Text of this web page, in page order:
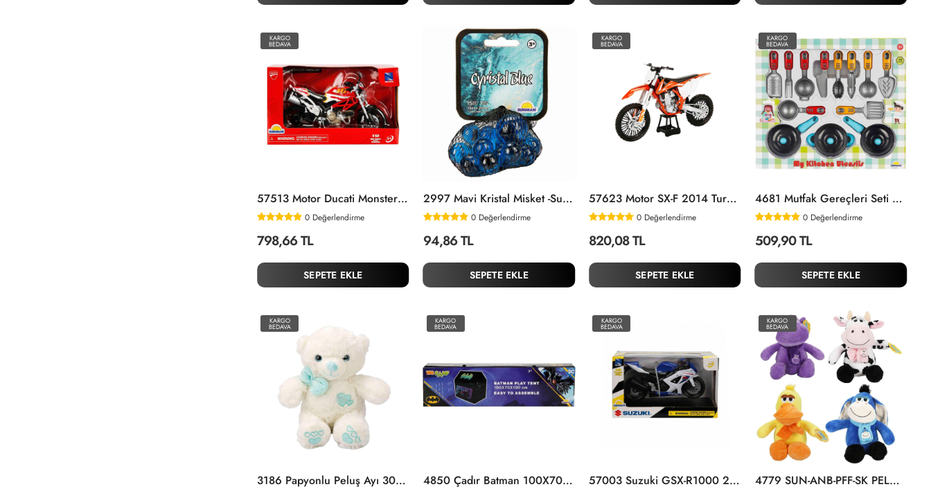
KARGO
BEDAVA
57513 Motor Ducati Monster -Sunman
0 Değerlendirme
798,66 TL
SEPETE EKLE
2997 Mavi Kristal Misket -Sunman
0 Değerlendirme
94,86 TL
SEPETE EKLE
KARGO
BEDAVA
57623 Motor SX-F 2014 Turuncu -Sunman
0 Değerlendirme
820,08 TL
SEPETE EKLE
KARGO
BEDAVA
4681 Mutfak Gereçleri Seti 16 Parça -Sunman
0 Değerlendirme
509,90 TL
SEPETE EKLE
KARGO
BEDAVA
3186 Papyonlu Peluş Ayı 30 Cm -Sunman
KARGO
BEDAVA
4850 Çadır Batman 100X70X100 Cm -Sunman
KARGO
BEDAVA
57003 Suzuki GSX-R1000 2008 -Sunman
KARGO
BEDAVA
4779 SUN-ANB-PFF-SK PELUŞ EĞLENCELİ HAYVANLAR 25 CM 4A